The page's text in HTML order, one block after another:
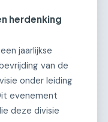
herdenking
jaarlijkse
van de
onder leiding
evenement
deze divisie